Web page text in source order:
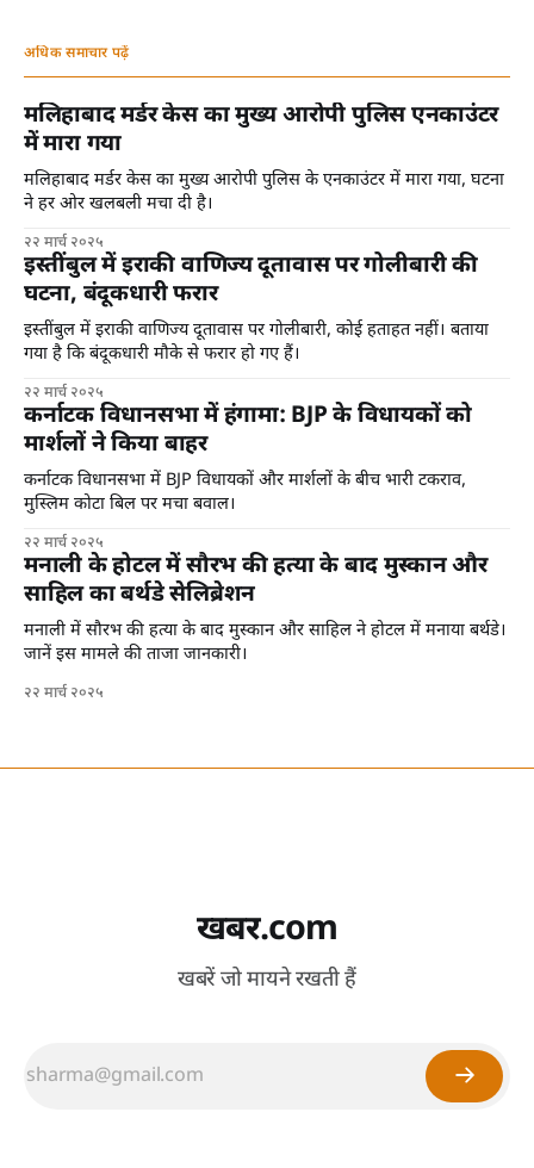
अधिक समाचार पढ़ें
मलिहाबाद मर्डर केस का मुख्य आरोपी पुलिस एनकाउंटर
में मारा गया
मलिहाबाद मर्डर केस का मुख्य आरोपी पुलिस के एनकाउंटर में मारा गया, घटना
ने हर ओर खलबली मचा दी है।
२२ मार्च २०२५
इस्तींबुल में इराकी वाणिज्य दूतावास पर गोलीबारी की
घटना, बंदूकधारी फरार
इस्तींबुल में इराकी वाणिज्य दूतावास पर गोलीबारी, कोई हताहत नहीं। बताया
गया है कि बंदूकधारी मौके से फरार हो गए हैं।
२२ मार्च २०२५
कर्नाटक विधानसभा में हंगामा: BJP के विधायकों को
मार्शलों ने किया बाहर
कर्नाटक विधानसभा में BJP विधायकों और मार्शलों के बीच भारी टकराव,
मुस्लिम कोटा बिल पर मचा बवाल।
२२ मार्च २०२५
मनाली के होटल में सौरभ की हत्या के बाद मुस्कान और
साहिल का बर्थडे सेलिब्रेशन
मनाली में सौरभ की हत्या के बाद मुस्कान और साहिल ने होटल में मनाया बर्थडे।
जानें इस मामले की ताजा जानकारी।
२२ मार्च २०२५
खबर.com
खबरें जो मायने रखती हैं